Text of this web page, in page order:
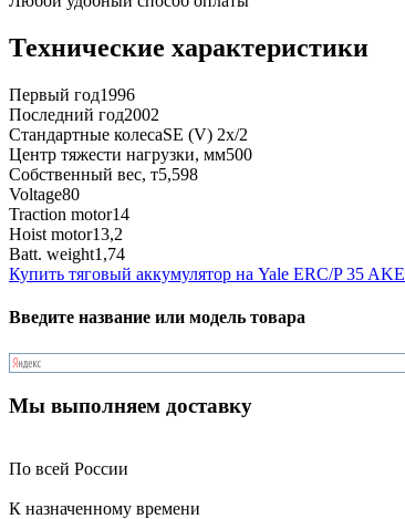
Технические характеристики
Первый год1996
Последний год2002
Стандартные колесаSE (V) 2x/2
Центр тяжести нагрузки, мм500
Собственный вес, т5,598
Voltage80
Traction motor14
Hoist motor13,2
Batt. weight1,74
Купить тяговый аккумулятор на Yale ERC/P 35 AKE
Введите название или модель товара
Мы выполняем доставку
По всей России
К назначенному времени